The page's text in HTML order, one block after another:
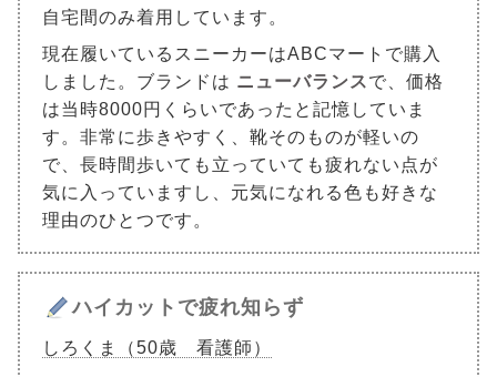
自宅間のみ着用しています。
現在履いているスニーカーはABCマートで購入
しました。ブランドは ニューバランスで、価格
は当時8000円くらいであったと記憶していま
す。非常に歩きやすく、靴そのものが軽いの
で、長時間歩いても立っていても疲れない点が
気に入っていますし、元気になれる色も好きな
理由のひとつです。
ハイカットで疲れ知らず
しろくま（50歳 看護師）